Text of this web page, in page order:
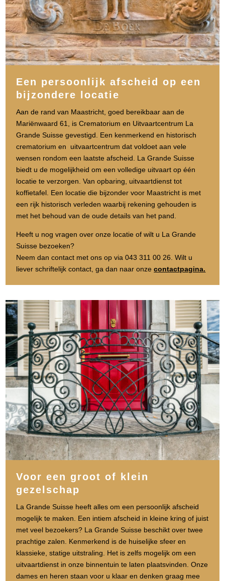
Een persoonlijk afscheid op een
bijzondere locatie
Aan de rand van Maastricht, goed bereikbaar aan de
Mariënwaard 61, is Crematorium en Uitvaartcentrum La
Grande Suisse gevestigd. Een kenmerkend en historisch
crematorium en uitvaartcentrum dat voldoet aan vele
wensen rondom een laatste afscheid. La Grande Suisse
biedt u de mogelijkheid om een volledige uitvaart op één
locatie te verzorgen. Van opbaring, uitvaartdienst tot
koffietafel. Een locatie die bijzonder voor Maastricht is met
een rijk historisch verleden waarbij rekening gehouden is
met het behoud van de oude details van het pand.
Heeft u nog vragen over onze locatie of wilt u La Grande
Suisse bezoeken?
Neem dan contact met ons op via 043 311 00 26. Wilt u
liever schriftelijk contact, ga dan naar onzecontactpagina.
Voor een groot of klein
gezelschap
La Grande Suisse heeft alles om een persoonlijk afscheid
mogelijk te maken. Een intiem afscheid in kleine kring of juist
met veel bezoekers? La Grande Suisse beschikt over twee
prachtige zalen. Kenmerkend is de huiselijke sfeer en
klassieke, statige uitstraling. Het is zelfs mogelijk om een
uitvaartdienst in onze binnentuin te laten plaatsvinden. Onze
dames en heren staan voor u klaar en denken graag mee